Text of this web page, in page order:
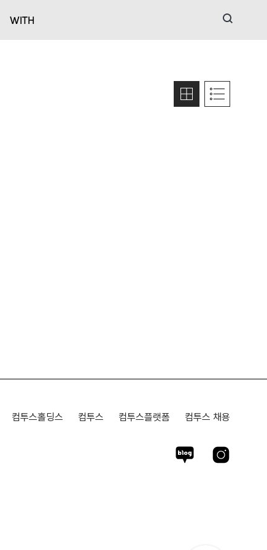
WITH 검색
컴투스홀딩스 컴투스 컴투스플랫폼 컴투스 채용